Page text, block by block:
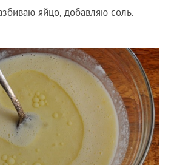
яйцо, добавляю соль.